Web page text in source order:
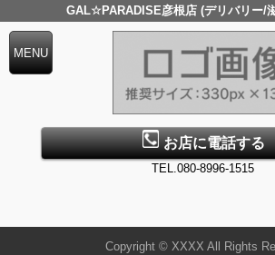
GAL☆PARADISE彦根店 (デリバリー/
お店に電話する
TEL.080-8996-1515
Copyright © XXXX All Rights